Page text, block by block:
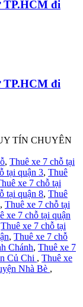
TP.HCM đi
TP.HCM đi
TÍN CHUYÊN
, Thuê xe 7 chỗ tại
tại quận 3, Thuê
xe 7 chỗ tại
tại quận 8, Thuê
, Thuê xe 7 chỗ tại
xe 7 chỗ tại quận
Thuê xe 7 chỗ tại
, Thuê xe 7 chỗ
Chánh, Thuê xe 7
Củ Chi , Thuê xe
Nhà Bè ,